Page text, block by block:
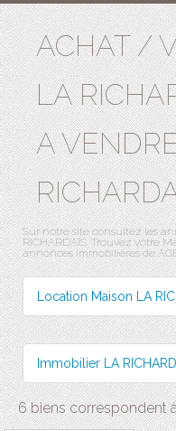
ACHAT /
LA
A
Sur notre site consultez les
RICHARDAIS. Trouvez votre
annonces immobilières de
Location Maison LA
Immobilier LA
6 biens correspondent